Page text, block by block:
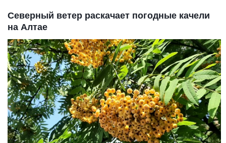
Северный ветер раскачает погодные качели
на Алтае